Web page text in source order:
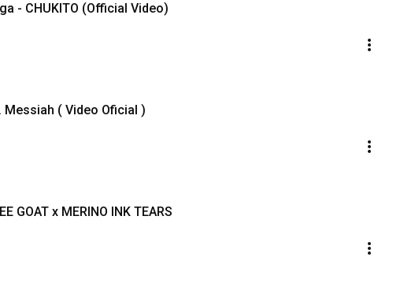
- CHUKITO (Official Video)
Messiah ( Video Oficial )
GOAT x MERINO INK TEARS